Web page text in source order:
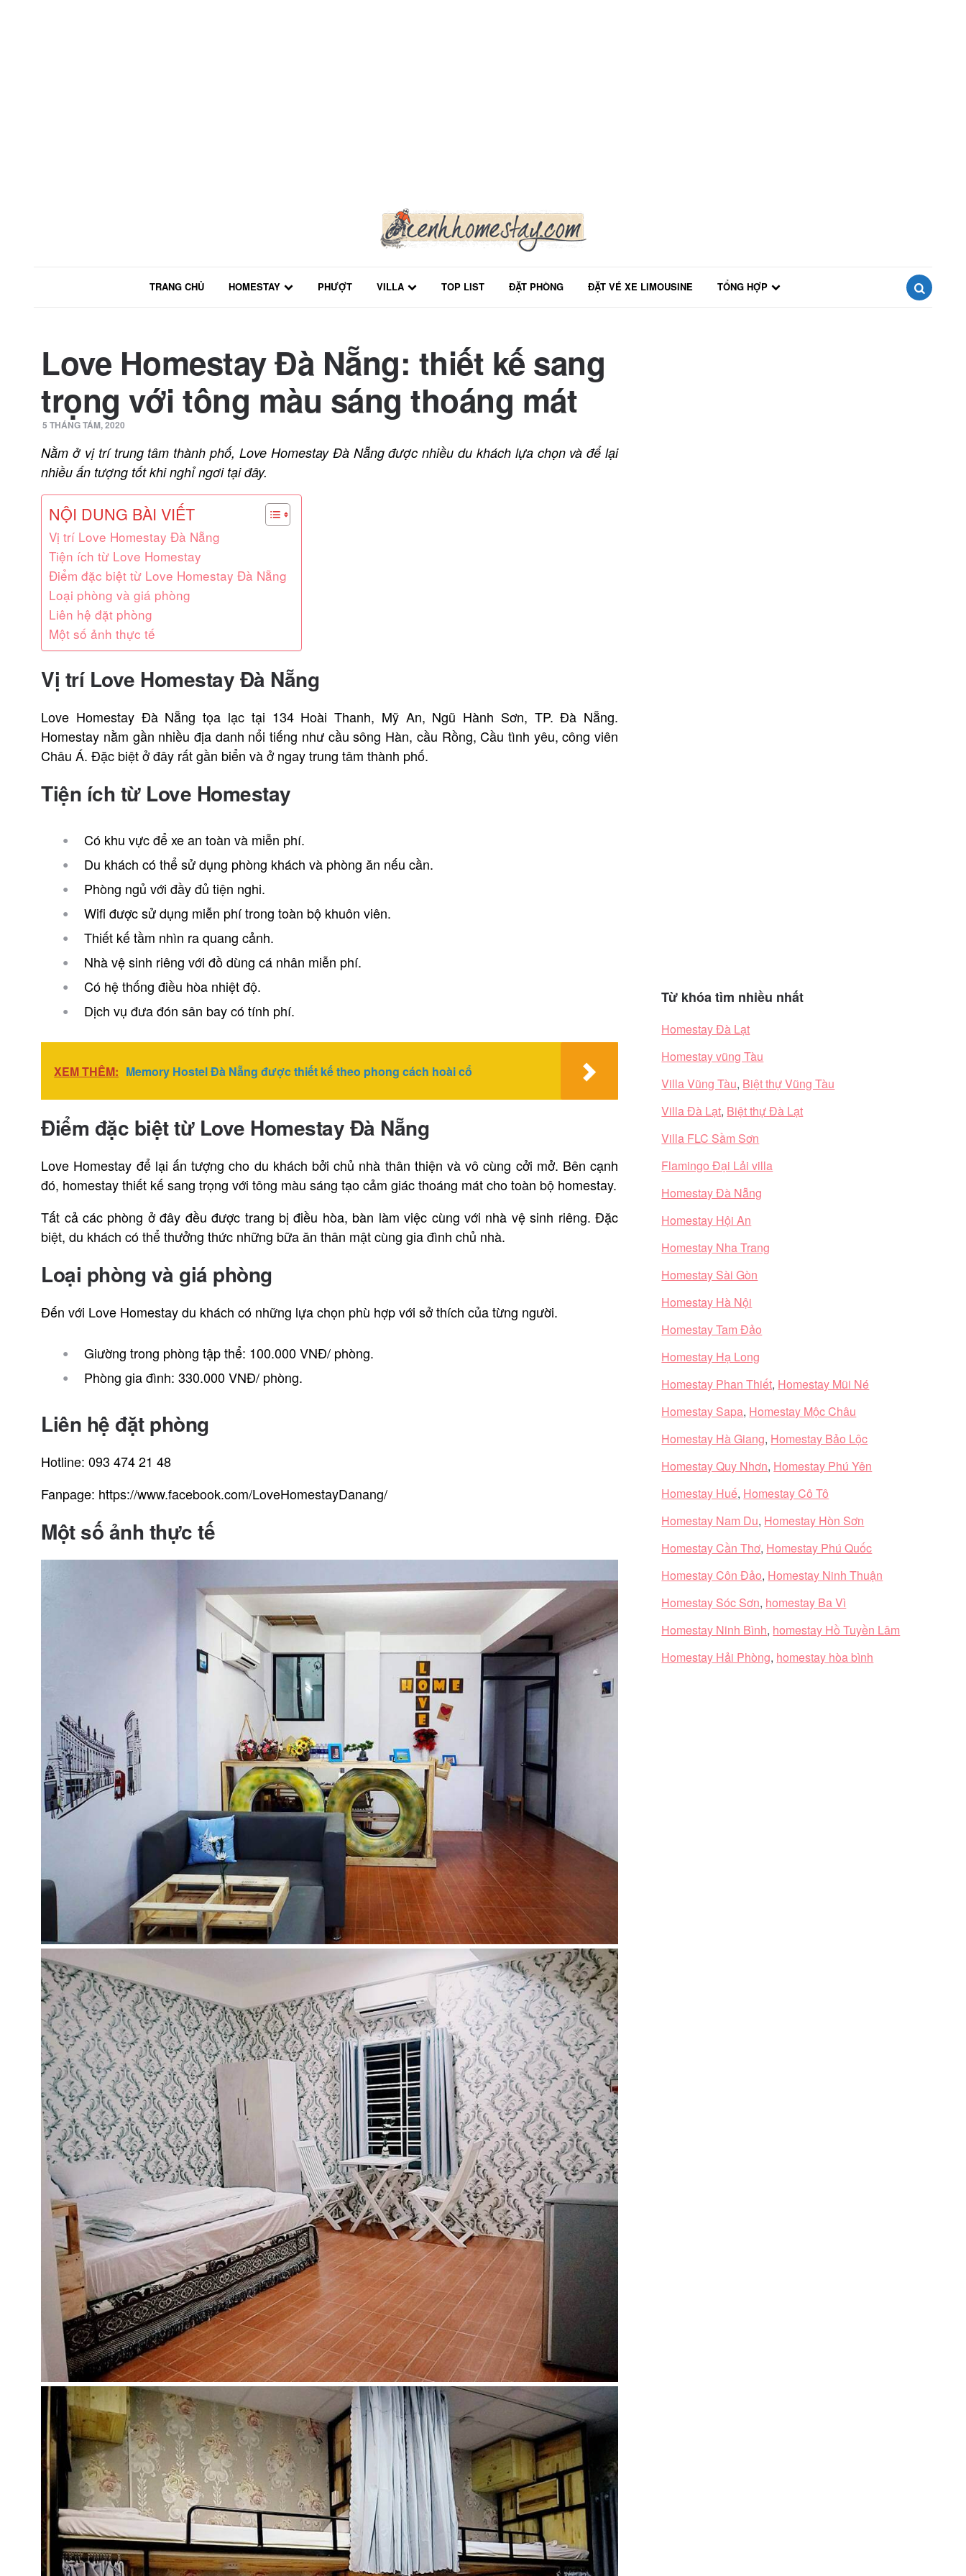
TRANG CHỦ HOMESTAY PHƯỢT VILLA TOP LIST ĐẶT PHÒNG ĐẶT VÉ XE LIMOUSINE
TỔNG HỢP
Love Homestay Đà Nẵng: thiết kế sang
trọng với tông màu sáng thoáng mát
5 THÁNG TÁM, 2020
Nằm ở vị trí trung tâm thành phố, Love Homestay Đà Nẵng được nhiều du khách lựa chọn và để lại
nhiều ấn tượng tốt khi nghỉ ngơi tại đây.
NỘI DUNG BÀI VIẾT
Vị trí Love Homestay Đà Nẵng
Tiện ích từ Love Homestay
Điểm đặc biệt từ Love Homestay Đà Nẵng
Loại phòng và giá phòng
Liên hệ đặt phòng
Một số ảnh thực tế
Vị trí Love Homestay Đà Nẵng
Love Homestay Đà Nẵng tọa lạc tại 134 Hoài Thanh, Mỹ An, Ngũ Hành Sơn, TP. Đà Nẵng.
Homestay nằm gần nhiều địa danh nổi tiếng như cầu sông Hàn, cầu Rồng, Cầu tình yêu, công viên
Châu Á. Đặc biệt ở đây rất gần biển và ở ngay trung tâm thành phố.
Tiện ích từ Love Homestay
Có khu vực để xe an toàn và miễn phí.
Du khách có thể sử dụng phòng khách và phòng ăn nếu cần.
Phòng ngủ với đầy đủ tiện nghi.
Wifi được sử dụng miễn phí trong toàn bộ khuôn viên.
Thiết kế tầm nhìn ra quang cảnh.
Nhà vệ sinh riêng với đồ dùng cá nhân miễn phí.
Có hệ thống điều hòa nhiệt độ.
Dịch vụ đưa đón sân bay có tính phí.
XEM THÊM: Memory Hostel Đà Nẵng được thiết kế theo phong cách hoài cổ
Điểm đặc biệt từ Love Homestay Đà Nẵng
Love Homestay để lại ấn tượng cho du khách bởi chủ nhà thân thiện và vô cùng cởi mở. Bên cạnh
đó, homestay thiết kế sang trọng với tông màu sáng tạo cảm giác thoáng mát cho toàn bộ homestay.
Tất cả các phòng ở đây đều được trang bị điều hòa, bàn làm việc cùng với nhà vệ sinh riêng. Đặc
biệt, du khách có thể thưởng thức những bữa ăn thân mật cùng gia đình chủ nhà.
Loại phòng và giá phòng
Đến với Love Homestay du khách có những lựa chọn phù hợp với sở thích của từng người.
Giường trong phòng tập thể: 100.000 VNĐ/ phòng.
Phòng gia đình: 330.000 VNĐ/ phòng.
Liên hệ đặt phòng
Hotline: 093 474 21 48
Fanpage: https://www.facebook.com/LoveHomestayDanang/
Một số ảnh thực tế
Từ khóa tìm nhiều nhất
Homestay Đà Lạt
Homestay vũng Tàu
Villa Vũng Tàu, Biệt thự Vũng Tàu
Villa Đà Lạt, Biệt thự Đà Lạt
Villa FLC Sầm Sơn
Flamingo Đại Lải villa
Homestay Đà Nẵng
Homestay Hội An
Homestay Nha Trang
Homestay Sài Gòn
Homestay Hà Nội
Homestay Tam Đảo
Homestay Hạ Long
Homestay Phan Thiết, Homestay Mũi Né
Homestay Sapa, Homestay Mộc Châu
Homestay Hà Giang, Homestay Bảo Lộc
Homestay Quy Nhơn, Homestay Phú Yên
Homestay Huế, Homestay Cô Tô
Homestay Nam Du, Homestay Hòn Sơn
Homestay Cần Thơ, Homestay Phú Quốc
Homestay Côn Đảo, Homestay Ninh Thuận
Homestay Sóc Sơn, homestay Ba Vì
Homestay Ninh Bình, homestay Hồ Tuyền Lâm
Homestay Hải Phòng, homestay hòa bình